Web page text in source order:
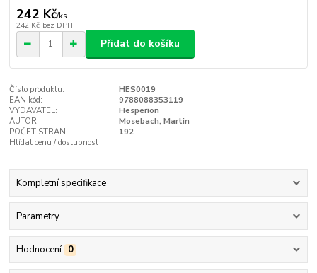
242 Kč/ks
242 Kč bez DPH
Přidat do košíku
Číslo produktu:
HES0019
EAN kód:
9788088353119
VYDAVATEL:
Hesperion
AUTOR:
Mosebach, Martin
POČET STRAN:
192
Hlídat cenu / dostupnost
Kompletní specifikace
Parametry
Hodnocení 0